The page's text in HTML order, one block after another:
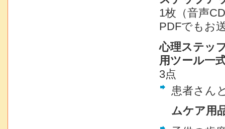
1枚（音声
PDFでもお
心理ステッ
用ツール一
3点
患者さん
ムケア用